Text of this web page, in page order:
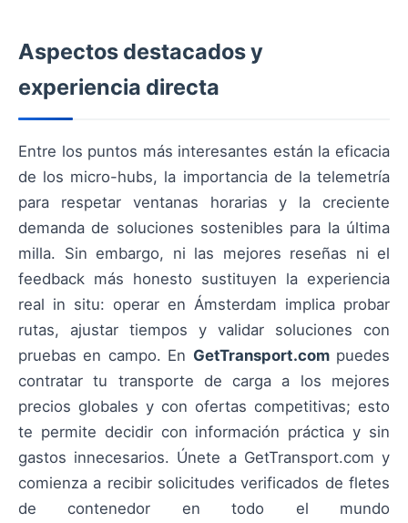
Aspectos destacados y
experiencia directa
Entre los puntos más interesantes están la eficacia
de los micro-hubs, la importancia de la telemetría
para respetar ventanas horarias y la creciente
demanda de soluciones sostenibles para la última
milla. Sin embargo, ni las mejores reseñas ni el
feedback más honesto sustituyen la experiencia
real in situ: operar en Ámsterdam implica probar
rutas, ajustar tiempos y validar soluciones con
pruebas en campo. En GetTransport.compuedes
contratar tu transporte de carga a los mejores
precios globales y con ofertas competitivas; esto
te permite decidir con información práctica y sin
gastos innecesarios. Únete a GetTransport.com y
comienza a recibir solicitudes verificados de fletes
de contenedor en todo el mundo